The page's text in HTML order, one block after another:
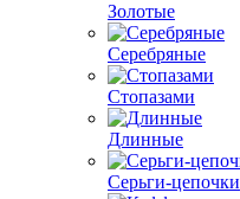
Золотые
Серебряные
Стопазами
Длинные
Серьги-цепочки